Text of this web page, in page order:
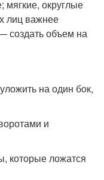
округлые
лиц важнее
создать объем на
на один бок,
и
которые ложатся